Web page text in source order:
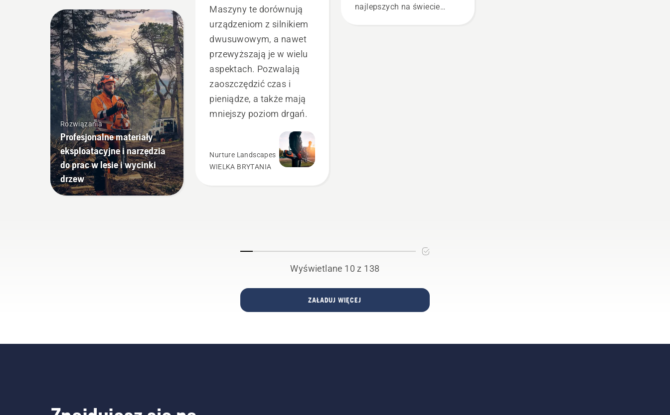
Rozwiązania
Profesjonalne materiały
eksploatacyjne i narzędzia
do prac w lesie i wycinki
drzew
Maszyny te dorównują
urządzeniom z silnikiem
dwusuwowym, a nawet
przewyższają je w wielu
aspektach. Pozwalają
zaoszczędzić czas i
pieniądze, a także mają
mniejszy poziom drgań.
Nurture Landscapes
WIELKA BRYTANIA
najlepszych na świecie
Wyświetlane 10 z 138
ZAŁADUJ WIĘCEJ